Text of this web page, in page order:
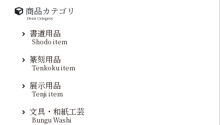
商品カテゴリ
Item Categroy
書道用品
Shodo item
篆刻用品
Tenkoku item
展示用品
Tenji item
文具・和紙工芸
Bungu Washi